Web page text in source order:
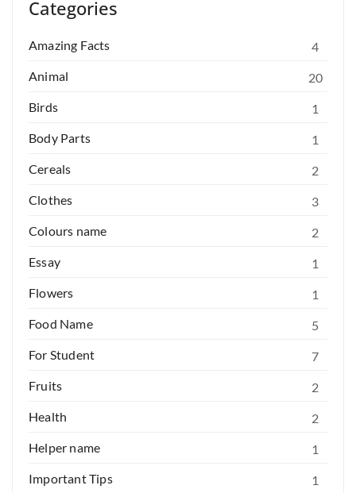
Categories
Amazing Facts
4
Animal
20
Birds
1
Body Parts
1
Cereals
2
Clothes
3
Colours name
2
Essay
1
Flowers
1
Food Name
5
For Student
7
Fruits
2
Health
2
Helper name
1
Important Tips
1